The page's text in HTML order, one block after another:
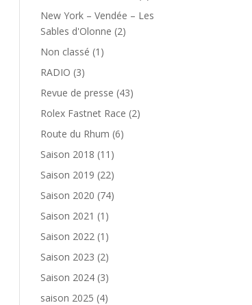
New York – Vendée – Les
Sables d'Olonne (2)
Non classé (1)
RADIO (3)
Revue de presse (43)
Rolex Fastnet Race (2)
Route du Rhum (6)
Saison 2018 (11)
Saison 2019 (22)
Saison 2020 (74)
Saison 2021 (1)
Saison 2022 (1)
Saison 2023 (2)
Saison 2024 (3)
saison 2025 (4)